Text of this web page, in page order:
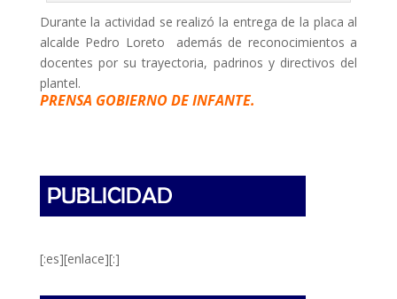
Durante la actividad se realizó la entrega de la placa al
alcalde Pedro Loreto además de reconocimientos a
docentes por su trayectoria, padrinos y directivos del
plantel.
PRENSA GOBIERNO DE INFANTE.
[:es][enlace][:]